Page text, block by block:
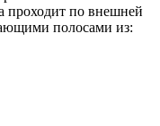
проходит по внешней
полосами из: